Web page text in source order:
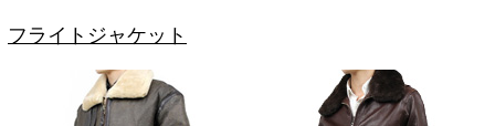
フライトジャケット